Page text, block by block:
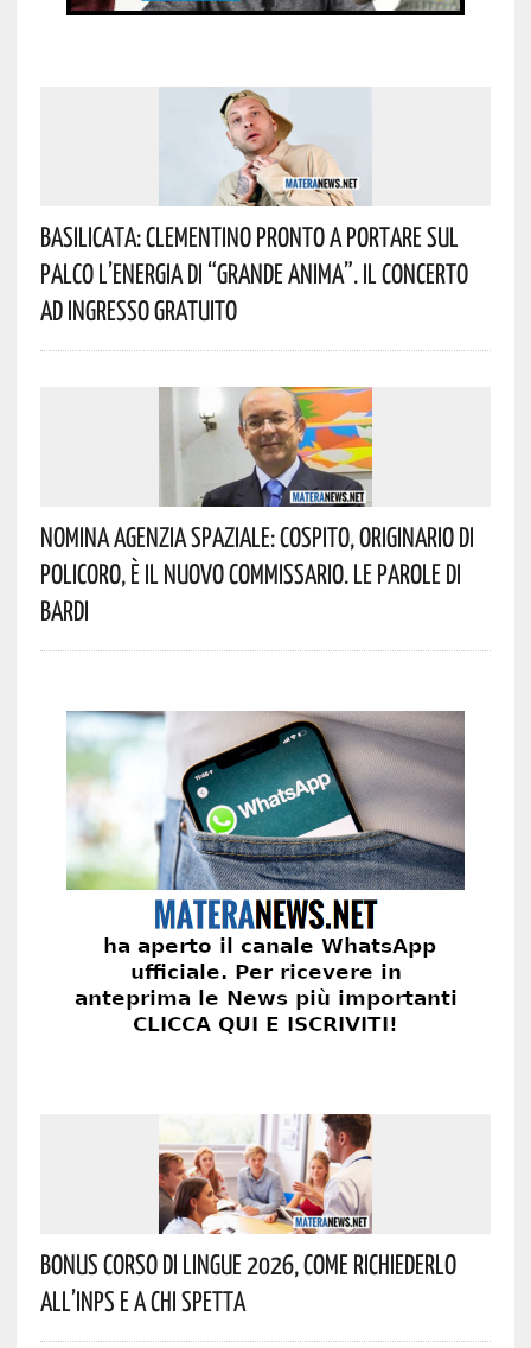
Basilicata: Clementino Pronto A Portare Sul
Palco L’energia Di “Grande Anima”. Il Concerto
Ad Ingresso Gratuito
Nomina Agenzia Spaziale: Cospito, Originario Di
Policoro, È Il Nuovo Commissario. Le Parole Di
Bardi
Bonus Corso Di Lingue 2026, Come Richiederlo
All’INPS E A Chi Spetta